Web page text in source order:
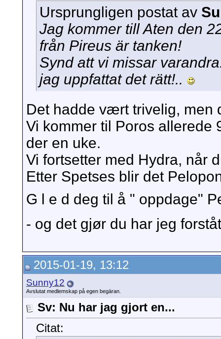
Ursprungligen postat av
Jag kommer till Aten den
från Pireus är tanken!
Synd att vi missar
jag uppfattat det rätt!..
Det hadde vært trivelig, men
Vi kommer til Poros
der en uke.
Vi fortsetter med Hydra, når
Etter Spetses blir det
G l e d deg til å " oppdage"
- og det gjør du har jeg
2015-01-19, 13:12
Sunny12
Avslutat medlemskap på egen begäran.
Sv: Nu har jag gjort en...
Citat: